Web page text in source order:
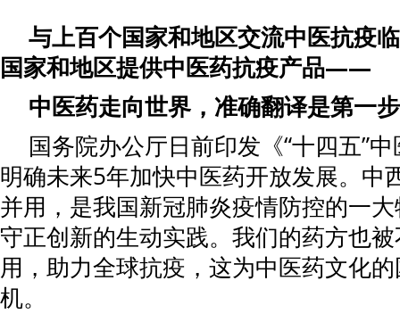
与上百个国家和地区交流中医抗疫
国家和地区提供中医药抗疫产品——
中医药走向世界，准确翻译是第一步
国务院办公厅日前印发《“十四五”
明确未来5年加快中医药开放发展。中
并用，是我国新冠肺炎疫情防控的一
守正创新的生动实践。我们的药方也
用，助力全球抗疫，这为中医药文化
机。